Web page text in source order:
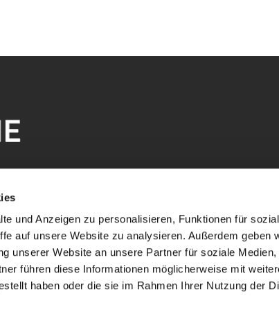
und Anzeigen zu personalisieren, Funktionen für
auf unsere Website zu analysieren. Außerdem geben
unserer Website an unsere Partner für soziale Medien,
führen diese Informationen möglicherweise mit
haben oder die sie im Rahmen Ihrer Nutzung der
Datenschutzerklärung ChurchDesk-